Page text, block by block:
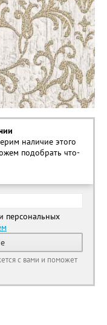
наличие этого
подобрать что-
персональных
с вами и поможет